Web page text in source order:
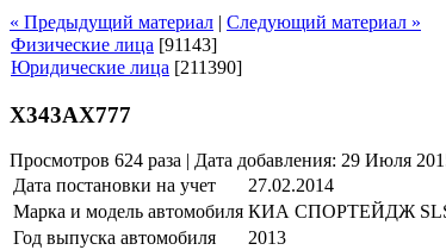
« Предыдущий материал | Следующий материал »
Физические лица [91143]
Юридические лица [211390]
Х343АХ777
Просмотров 624 раза | Дата добавления: 29 Июля
Дата постановки на учет
27.02.2014
Марка и модель автомобиля КИА СПОРТЕЙДЖ
Год выпуска автомобиля
2013